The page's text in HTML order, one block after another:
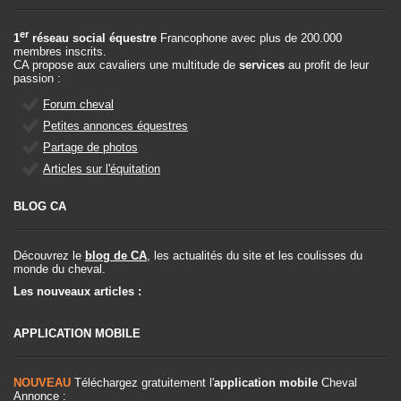
1er réseau social équestre Francophone avec plus de 200.000
membres inscrits.
CA propose aux cavaliers une multitude de services au profit de leur
passion :
Forum cheval
Petites annonces équestres
Partage de photos
Articles sur l'équitation
BLOG CA
Découvrez le blog de CA, les actualités du site et les coulisses du
monde du cheval.
Les nouveaux articles :
APPLICATION MOBILE
NOUVEAU Téléchargez gratuitement l'application mobile Cheval
Annonce :